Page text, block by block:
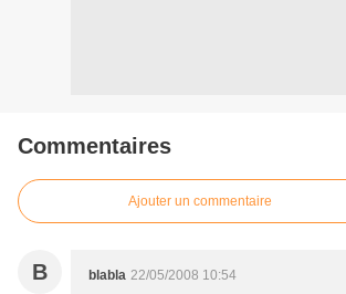
Commentaires
Ajouter un commentaire
B blabla 22/05/2008 10:54